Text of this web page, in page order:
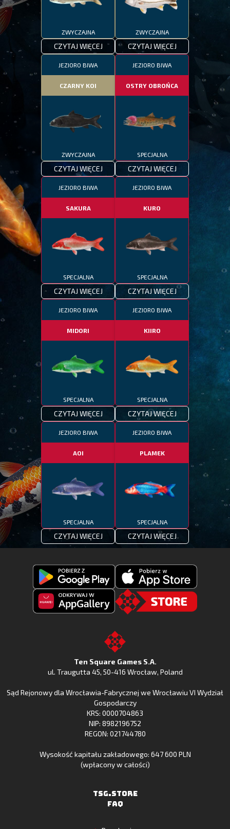
ZWYCZAJNA
CZYTAJ WIĘCEJ
ZWYCZAJNA
CZYTAJ WIĘCEJ
JEZIORO BIWA
CZARNY KOI
ZWYCZAJNA
CZYTAJ WIĘCEJ
JEZIORO BIWA
OSTRY OBROŃCA
SPECJALNA
CZYTAJ WIĘCEJ
JEZIORO BIWA
SAKURA
SPECJALNA
CZYTAJ WIĘCEJ
JEZIORO BIWA
KURO
SPECJALNA
CZYTAJ WIĘCEJ
JEZIORO BIWA
MIDORI
SPECJALNA
CZYTAJ WIĘCEJ
JEZIORO BIWA
KIIRO
SPECJALNA
CZYTAJ WIĘCEJ
JEZIORO BIWA
AOI
SPECJALNA
CZYTAJ WIĘCEJ
JEZIORO BIWA
PLAMEK
SPECJALNA
CZYTAJ WIĘCEJ
Pobierz
Fishing
Pobierz
Fishing
z
Apple
Store
Huawei
Gallery
to
the
Ten Square Games S.A.
ul. Traugutta 45, 50-416 Wrocław, Poland
Sąd Rejonowy dla Wrocławia-Fabrycznej we Wrocławiu VI Wydział
Gospodarczy
KRS: 0000704863
NIP: 8982196752
REGON: 021744780
Wysokość kapitału zakładowego: 647 600 PLN
(wpłacony w całości)
TSG.STORE
FAQ